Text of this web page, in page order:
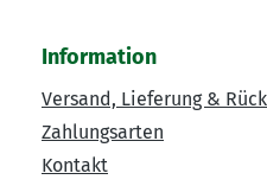
Information
Versand, Lieferung &
Zahlungsarten
Kontakt